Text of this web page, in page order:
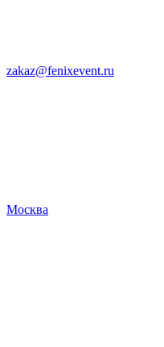
zakaz@fenixevent.ru
Москва